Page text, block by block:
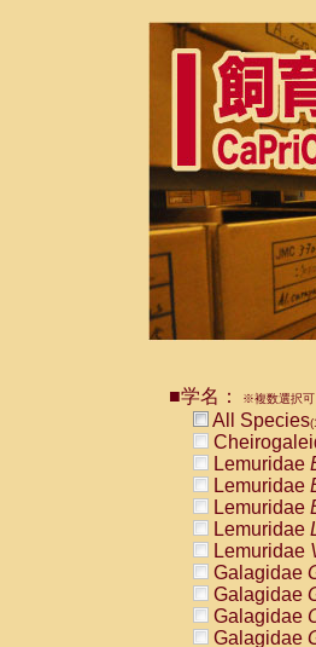
■学名： ※複数選択可
All Species
Lemuridae
Lemuridae
Lemuridae
Lemuridae
Lemuridae
Galagidae
Galagidae
Galagidae
Galagidae